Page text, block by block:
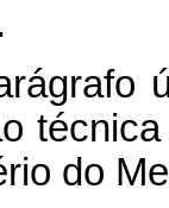
A
do